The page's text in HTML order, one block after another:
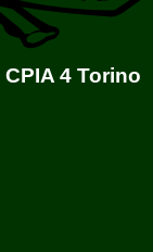
CPIA 4 Torino